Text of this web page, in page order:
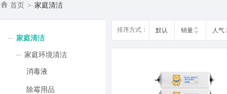
 首页 > 家庭清洁
家庭清洁
家庭环境清洁
消毒液
除霉用品
排序方式： 默认 销量 人气